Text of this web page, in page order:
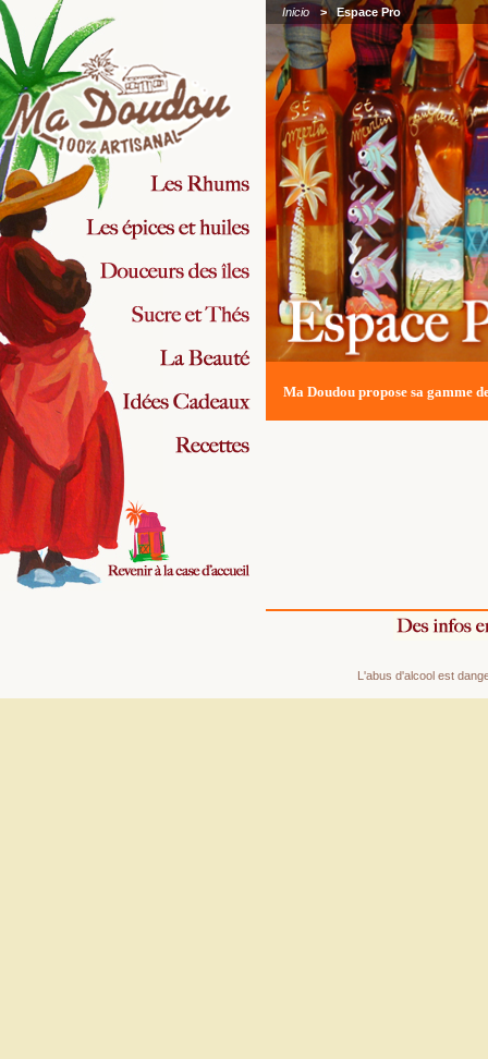
Inicio > Espace Pro
Ma Doudou propose sa gamme
L'abus d'alcool est